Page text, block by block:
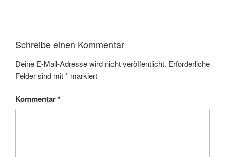
Schreibe einen Kommentar
Deine E-Mail-Adresse wird nicht veröffentlicht. Erforderliche
Felder sind mit* markiert
Kommentar*